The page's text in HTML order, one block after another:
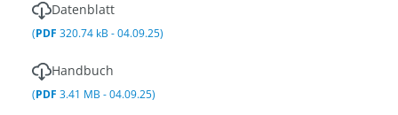
Datenblatt
(PDF 320.74 kB - 04.09.25)
Handbuch
(PDF 3.41 MB - 04.09.25)